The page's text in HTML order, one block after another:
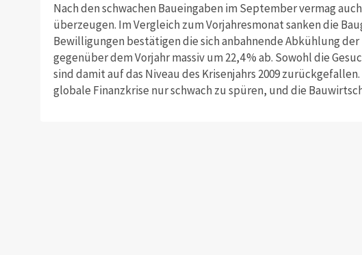
Nach den schwachen Baueingaben im September vermag
überzeugen. Im Vergleich zum Vorjahresmonat sanken die
Bewilligungen bestätigen die sich anbahnende Abkühlung der
gegenüber dem Vorjahr massiv um 22,4 % ab. Sowohl die
sind damit auf das Niveau des Krisenjahrs 2009
globale Finanzkrise nur schwach zu spüren, und die